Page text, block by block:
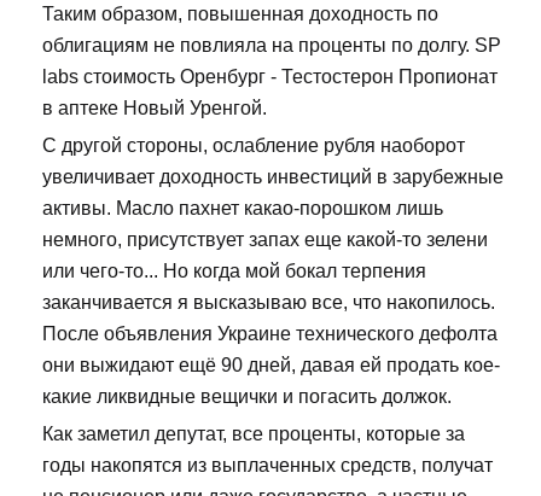
Таким образом, повышенная доходность по
облигациям не повлияла на проценты по долгу. SP
labs стоимость Оренбург - Тестостерон Пропионат
в аптеке Новый Уренгой.
С другой стороны, ослабление рубля наоборот
увеличивает доходность инвестиций в зарубежные
активы. Масло пахнет какао-порошком лишь
немного, присутствует запах еще какой-то зелени
или чего-то... Но когда мой бокал терпения
заканчивается я высказываю все, что накопилось.
После объявления Украине технического дефолта
они выжидают ещё 90 дней, давая ей продать кое-
какие ликвидные вещички и погасить должок.
Как заметил депутат, все проценты, которые за
годы накопятся из выплаченных средств, получат